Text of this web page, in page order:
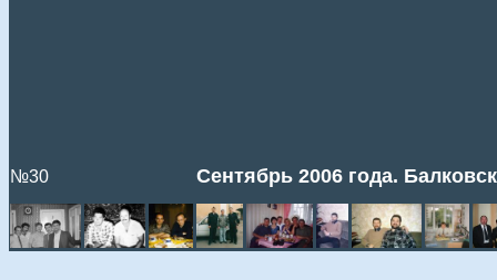
№30 Сентябрь 2006 года.